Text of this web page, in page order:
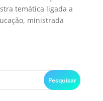
temática ligada a
ministrada